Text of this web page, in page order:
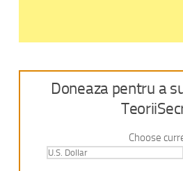
Doneaza pentru a
Choose